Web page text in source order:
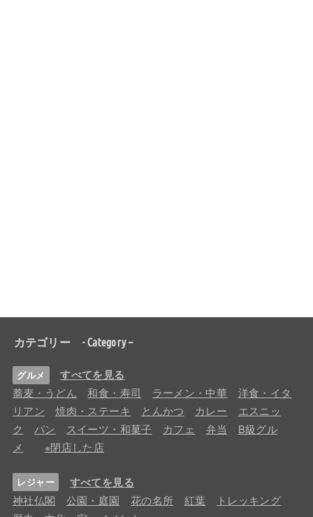
カテゴリー - Category –
グルメ すべてを見る
蕎麦・うどん 和食・寿司 ラーメン・中華
洋食・イタ
リアン
焼肉・ステーキ とんかつ カレー
エスニッ
ク
パン スイーツ・和菓子 カフェ 弁当
B級グル
メ
※閉店した店
レジャー すべてを見る
神社仏閣 公園・庭園 花の名所 紅葉
トレッキング